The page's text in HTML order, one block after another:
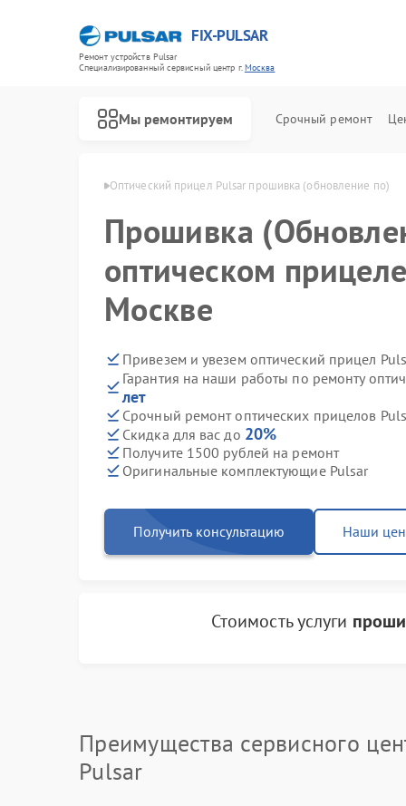
FIX-PULSAR
Ремонт устройств Pulsar
Специализированный cервисный центр г.Москва
Мы ремонтируем Срочный ремонт
Оптический прицел Pulsar прошивка (обновление по)
Прошивка
оптическом
Москве
Привезем и увезем оптический прицел
Гарантия на наши работы по ремонту
лет
Срочный ремонт оптических прицелов
Скидка для вас до 20%
Получите 1500 рублей на ремонт
Оригинальные комплектующие Pulsar
Получить консультацию Наши
Стоимость услуги
Преимущества сервисного
Pulsar